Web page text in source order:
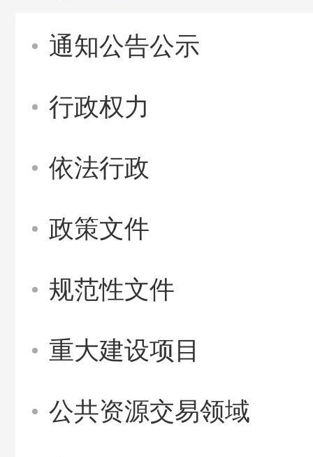
通知公告公示
行政权力
依法行政
政策文件
规范性文件
重大建设项目
公共资源交易领域